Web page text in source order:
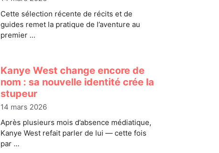
Cette sélection récente de récits et de
guides remet la pratique de l’aventure au
premier …
Kanye West change encore de
nom : sa nouvelle identité crée la
stupeur
14 mars 2026
Après plusieurs mois d’absence médiatique,
Kanye West refait parler de lui — cette fois
par …